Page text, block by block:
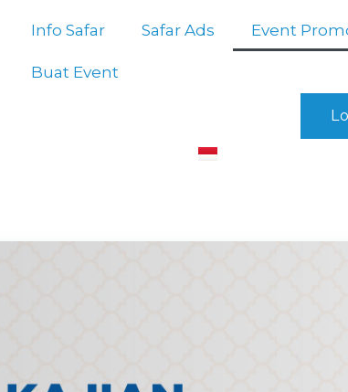
Info Safar Safar Ads Event
Buat Event